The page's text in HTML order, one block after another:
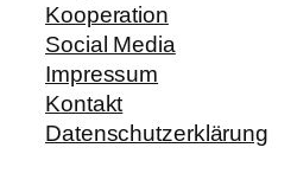
Kooperation
Social Media
Impressum
Kontakt
Datenschutzerklärung